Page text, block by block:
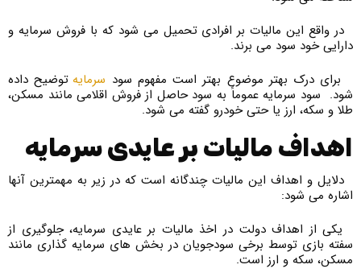
در واقع این مالیات بر افرادی تحمیل می شود که با فروش سرمایه و
دارایی خود سود می برند.
برای درک بهتر موضوع بهتر است مفهوم سود سرمایهتوضیح داده
شود. سود سرمایه عموماً به سود حاصل از فروش اقلامی مانند مسکن،
طلا و سکه، ارز یا حتی خودرو گفته می شود.
اهداف مالیات بر عایدی سرمایه
دلایل و اهداف این مالیات چندگانه است که در زیر به مهمترین آنها
اشاره می شود:
یکی از اهداف دولت در اخذ مالیات بر عایدی سرمایه، جلوگیری از
سفته بازی توسط برخی سودجویان در بخش های سرمایه گذاری مانند
مسکن، سکه و ارز است.